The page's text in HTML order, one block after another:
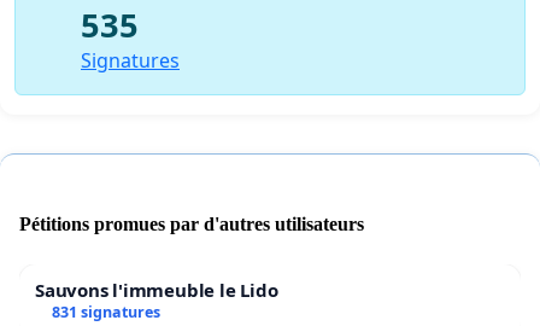
535
Signatures
Pétitions promues par d'autres utilisateurs
Sauvons l'immeuble le Lido
831 signatures